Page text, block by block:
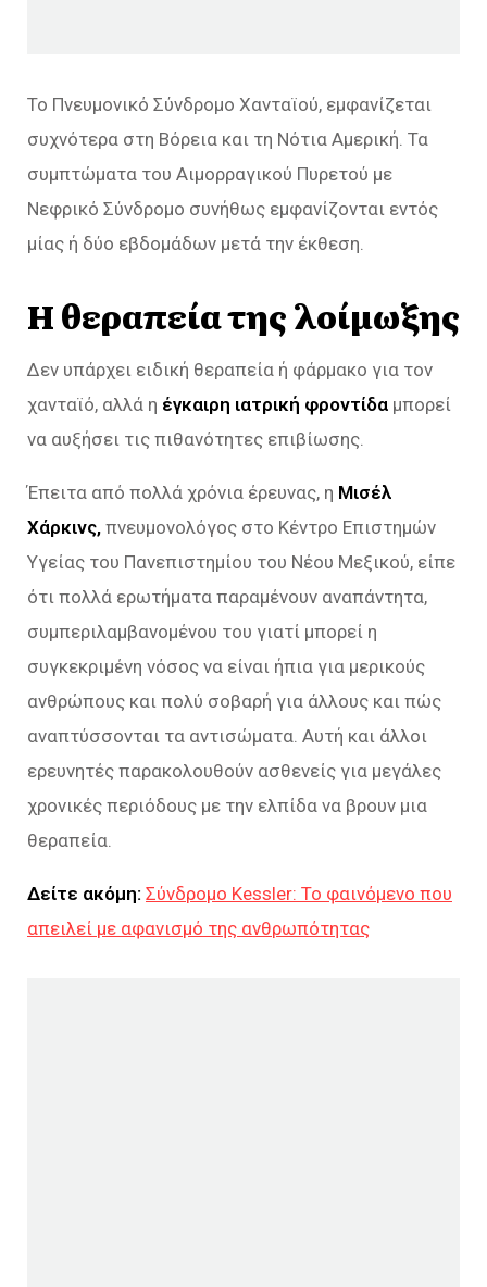
Το Πνευμονικό Σύνδρομο Χανταϊού, εμφανίζεται
συχνότερα στη Βόρεια και τη Νότια Αμερική. Τα
συμπτώματα του Αιμορραγικού Πυρετού με
Νεφρικό Σύνδρομο συνήθως εμφανίζονται εντός
μίας ή δύο εβδομάδων μετά την έκθεση.
Η θεραπεία της λοίμωξης
Δεν υπάρχει ειδική θεραπεία ή φάρμακο για τον
χανταϊό, αλλά η έγκαιρη ιατρική φροντίδα μπορεί
να αυξήσει τις πιθανότητες επιβίωσης.
Έπειτα από πολλά χρόνια έρευνας, η Μισέλ
Χάρκινς, πνευμονολόγος στο Κέντρο Επιστημών
Υγείας του Πανεπιστημίου του Νέου Μεξικού, είπε
ότι πολλά ερωτήματα παραμένουν αναπάντητα,
συμπεριλαμβανομένου του γιατί μπορεί η
συγκεκριμένη νόσος να είναι ήπια για μερικούς
ανθρώπους και πολύ σοβαρή για άλλους και πώς
αναπτύσσονται τα αντισώματα. Αυτή και άλλοι
ερευνητές παρακολουθούν ασθενείς για μεγάλες
χρονικές περιόδους με την ελπίδα να βρουν μια
θεραπεία.
Δείτε ακόμη: Σύνδρομο Kessler: Το φαινόμενο που
απειλεί με αφανισμό της ανθρωπότητας